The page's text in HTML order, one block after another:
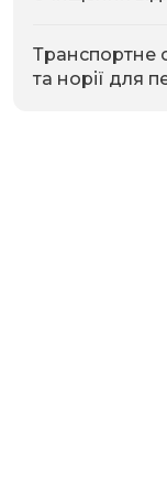
Транспортне
та норії для